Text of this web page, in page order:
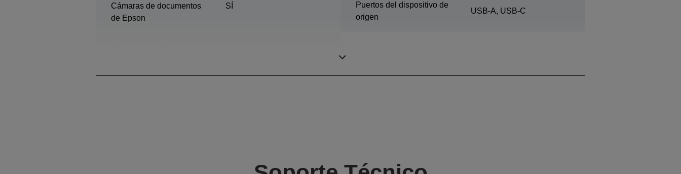
Cámaras de documentos
de Epson
SÍ
Puertos del dispositivo de
origen
USB-A, USB-C